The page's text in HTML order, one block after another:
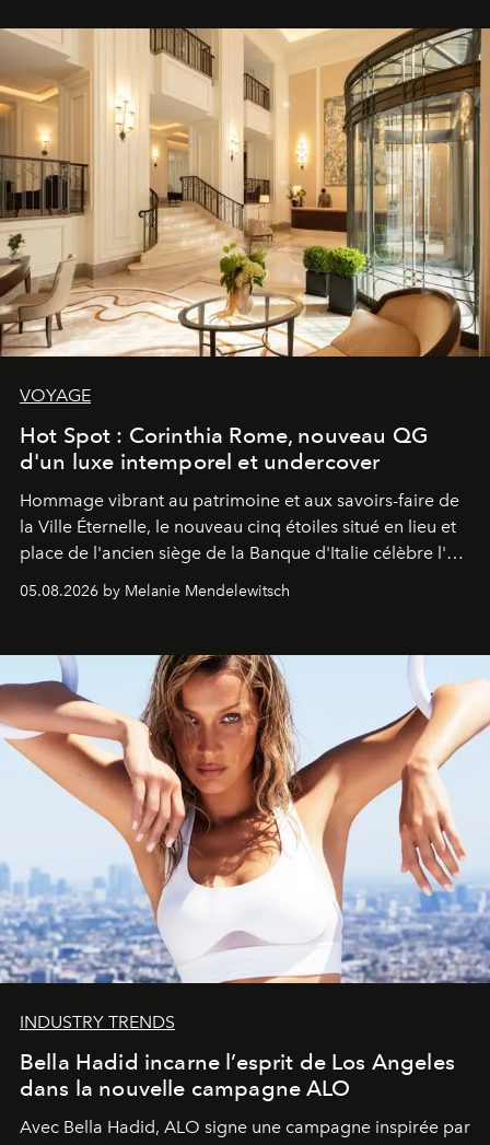
VOYAGE
Hot Spot : Corinthia Rome, nouveau QG
d'un luxe intemporel et undercover
Hommage vibrant au patrimoine et aux savoirs-faire de
la Ville Éternelle, le nouveau cinq étoiles situé en lieu et
place de l'ancien siège de la Banque d'Italie célèbre l'art
de vivre Romain dans toute son élégance intemporelle.
05.08.2026 by Melanie Mendelewitsch
INDUSTRY TRENDS
Bella Hadid incarne l’esprit de Los Angeles
dans la nouvelle campagne ALO
Avec Bella Hadid, ALO signe une campagne inspirée par